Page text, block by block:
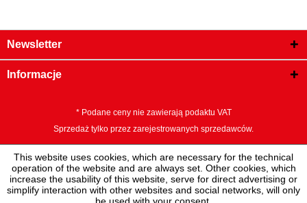
Newsletter
Informacje
* Podane ceny nie zawierają podaktu VAT
Sprzedaż tylko przez zarejestrowanych sprzedawców.
This website uses cookies, which are necessary for the technical
operation of the website and are always set. Other cookies, which
increase the usability of this website, serve for direct advertising or
simplify interaction with other websites and social networks, will only